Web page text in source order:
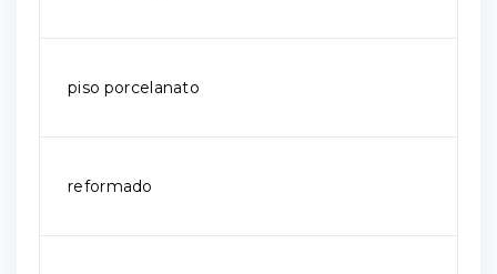
piso porcelanato
reformado